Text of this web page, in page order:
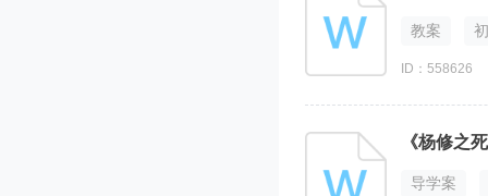
教案
ID：558626
《杨修之
导学案